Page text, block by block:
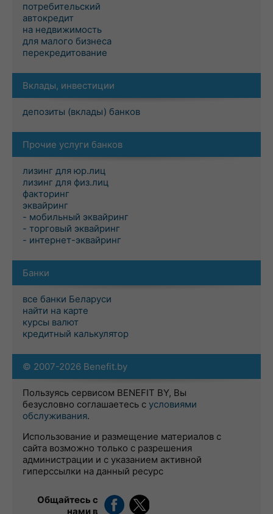
потребительский
автокредит
на недвижимость
для малого бизнеса
перекредитование
Вклады, инвестиции
депозиты (вклады) банков
Прочие услуги банков
лизинг для юр.лиц
лизинг для физ.лиц
факторинг
эквайринг
- мобильный эквайринг
- торговый эквайринг
- интернет-эквайринг
Банки
все банки Беларуси
найти на карте
курсы валют
кредитный калькулятор
© 2007-2026 Benefit.by
Пользуясь сервисом BENEFIT BY, Вы
безусловно соглашаетесь с условиями
обслуживания.
Использование и размещение материалов с
сайта возможно только с разрешения
администрации и с указанием активной
гиперссылки на данный ресурс
Общайтесь с
нами в